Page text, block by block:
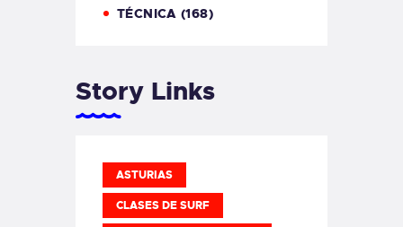
TÉCNICA (168)
Story Links
ASTURIAS
CLASES DE SURF